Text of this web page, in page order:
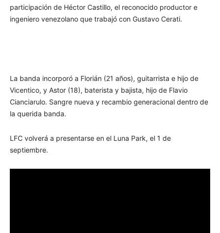
participación de Héctor Castillo, el reconocido productor e
ingeniero venezolano que trabajó con Gustavo Cerati.
La banda incorporó a Florián (21 años), guitarrista e hijo de
Vicentico, y Astor (18), baterista y bajista, hijo de Flavio
Cianciarulo. Sangre nueva y recambio generacional dentro de
la querida banda.
LFC volverá a presentarse en el Luna Park, el 1 de
septiembre.